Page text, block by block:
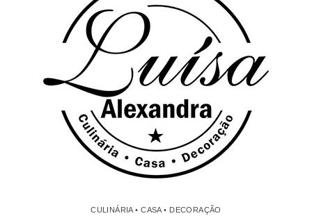
CULINÁRIA • CASA • DECORAÇÃO